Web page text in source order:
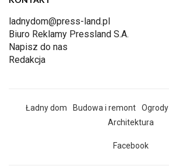
ladnydom@press-land.pl
Biuro Reklamy Pressland S.A.
Napisz do nas
Redakcja
Ładny dom Budowa i remont Ogrody
Architektura
Facebook